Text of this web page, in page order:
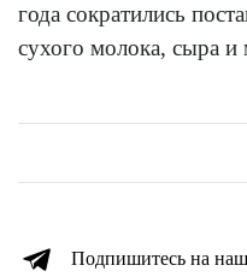
года сократились
сухого молока, сыра
Подпишитесь на наш